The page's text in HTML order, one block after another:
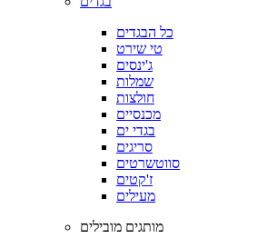
כל הבגדים
טי שירט
ג'ינסים
שמלות
חולצות
מכנסיים
בגדי ים
סריגים
סווטשרטים
ז'קטים
מעילים
מותגים מובילים